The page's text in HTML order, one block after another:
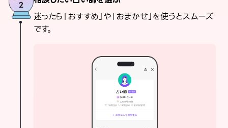
迷ったら「おすすめ」や「おまかせ」を使うとスムーズ
です。